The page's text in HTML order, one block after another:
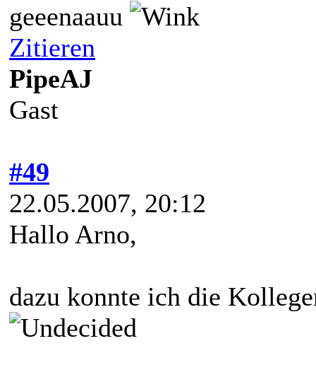
geeenaauu
Zitieren
PipeAJ
Gast
#49
22.05.2007, 20:12
Hallo Arno,
dazu konnte ich die